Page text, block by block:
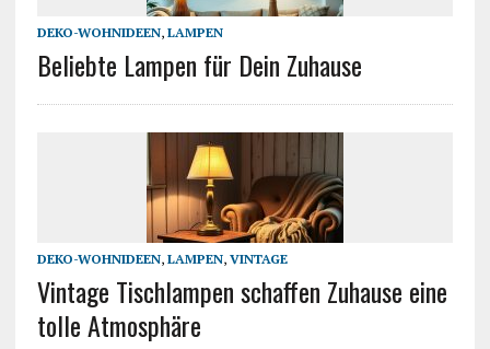
DEKO-WOHNIDEEN, LAMPEN
Beliebte Lampen für Dein Zuhause
DEKO-WOHNIDEEN, LAMPEN, VINTAGE
Vintage Tischlampen schaffen Zuhause eine
tolle Atmosphäre